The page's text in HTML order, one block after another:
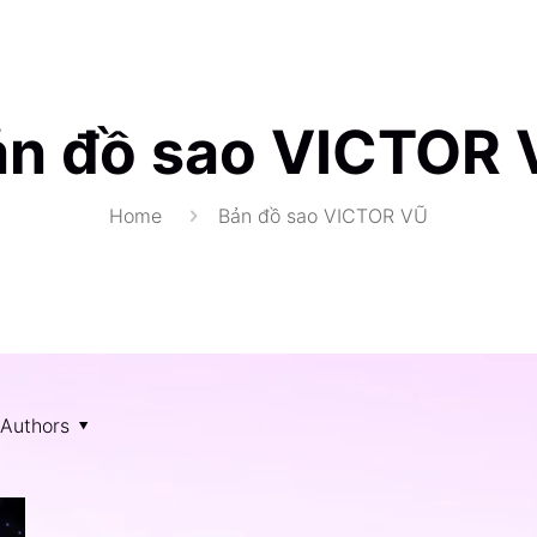
đồ sao VICTOR
Home Bản đồ sao VICTOR VŨ
Authors